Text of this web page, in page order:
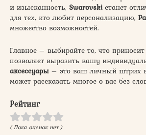
и изысканность, Swarovskiстанет
для тех, кто любит персонализацию,
множество возможностей.
Главное – выбирайте то, что
позволяет выразить вашу
аксессуары – это ваш личный штрих
может рассказать многое о вас без
Рейтинг
( Пока оценок нет )